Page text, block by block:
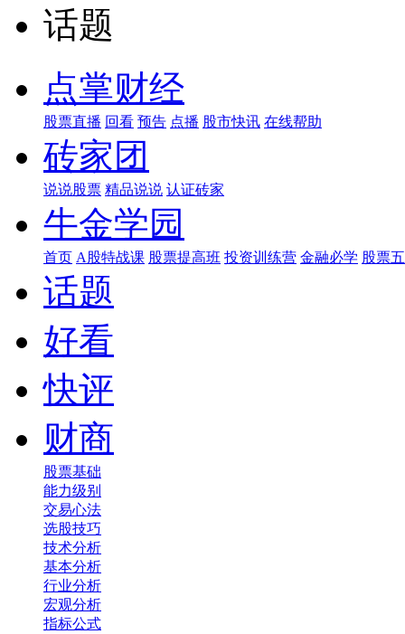
话题
点掌财经
股票直播 回看 预告 点播 股市快讯 在线帮助
砖家团
说说股票 精品说说 认证砖家
牛金学园
首页 A股特战课 股票提高班 投资训练营 金融必学 股票
话题
好看
快评
财商
股票基础
能力级别
交易心法
选股技巧
技术分析
基本分析
行业分析
宏观分析
指标公式